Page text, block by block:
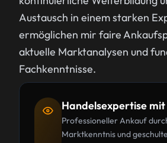
Austausch in einem starken
ermöglichen mir faire
aktuelle Marktanalysen und
Fachkenntnisse.
Handelsexpertise
Professioneller Ankauf
Marktkenntnis und